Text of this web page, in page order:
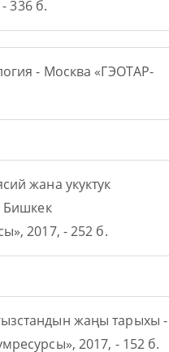
336 б.
- Москва «ГЭОТАР-
жана укуктук
Бишкек
2017, - 252 б.
жаңы тарыхы -
2017, - 152 б.